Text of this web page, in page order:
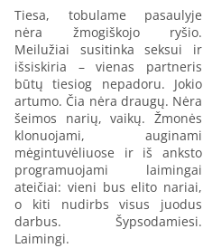
Tiesa, tobulame pasaulyje
nėra žmogiškojo ryšio.
Meilužiai susitinka seksui ir
išsiskiria – vienas partneris
būtų tiesiog nepadoru. Jokio
artumo. Čia nėra draugų. Nėra
šeimos narių, vaikų. Žmonės
klonuojami, auginami
mėgintuvėliuose ir iš anksto
programuojami laimingai
ateičiai: vieni bus elito nariai,
o kiti nudirbs visus juodus
darbus. Šypsodamiesi.
Laimingi.